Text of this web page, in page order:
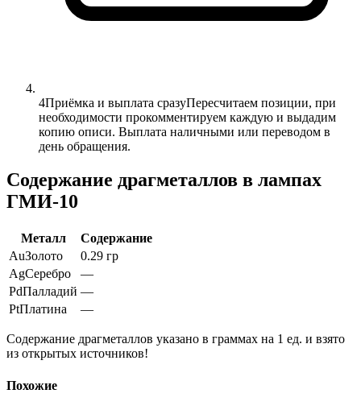
4Приёмка и выплата сразуПересчитаем позиции, при
необходимости прокомментируем каждую и выдадим
копию описи. Выплата наличными или переводом в
день обращения.
Содержание драгметаллов в лампах
ГМИ-10
Металл
Содержание
AuЗолото
0.29 гр
AgСеребро
—
PdПалладий —
PtПлатина —
Содержание драгметаллов указано в граммах на 1 ед. и взято
из открытых источников!
Похожие